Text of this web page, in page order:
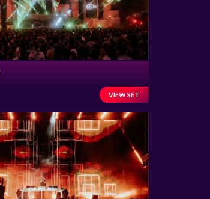
VIEW SET